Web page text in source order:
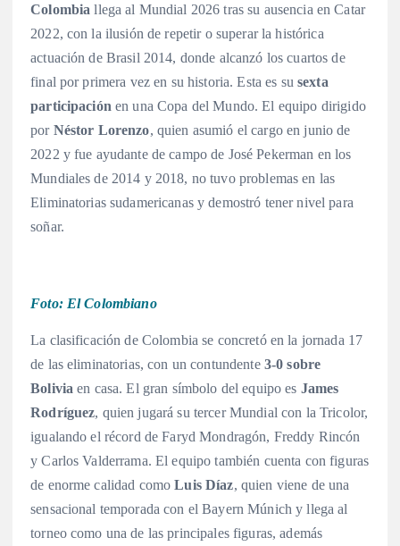
Colombia llega al Mundial 2026 tras su ausencia en Catar
2022, con la ilusión de repetir o superar la histórica
actuación de Brasil 2014, donde alcanzó los cuartos de
final por primera vez en su historia. Esta es su sexta
participación en una Copa del Mundo. El equipo dirigido
por Néstor Lorenzo, quien asumió el cargo en junio de
2022 y fue ayudante de campo de José Pekerman en los
Mundiales de 2014 y 2018, no tuvo problemas en las
Eliminatorias sudamericanas y demostró tener nivel para
soñar.
Foto: El Colombiano
La clasificación de Colombia se concretó en la jornada 17
de las eliminatorias, con un contundente 3-0 sobre
Bolivia en casa. El gran símbolo del equipo es James
Rodríguez, quien jugará su tercer Mundial con la Tricolor,
igualando el récord de Faryd Mondragón, Freddy Rincón
y Carlos Valderrama. El equipo también cuenta con figuras
de enorme calidad comoLuis Díaz, quien viene de una
sensacional temporada con el Bayern Múnich y llega al
torneo como una de las principales figuras, además